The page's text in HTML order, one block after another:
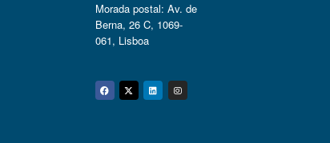
Morada postal: Av. de
Berna, 26 C, 1069-
061, Lisboa
Facebook
Twitter
Linkedin
Instagram